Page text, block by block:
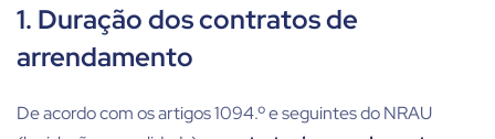
1. Duração dos contratos de
arrendamento
De acordo com os artigos 1094.º e seguintes do NRAU